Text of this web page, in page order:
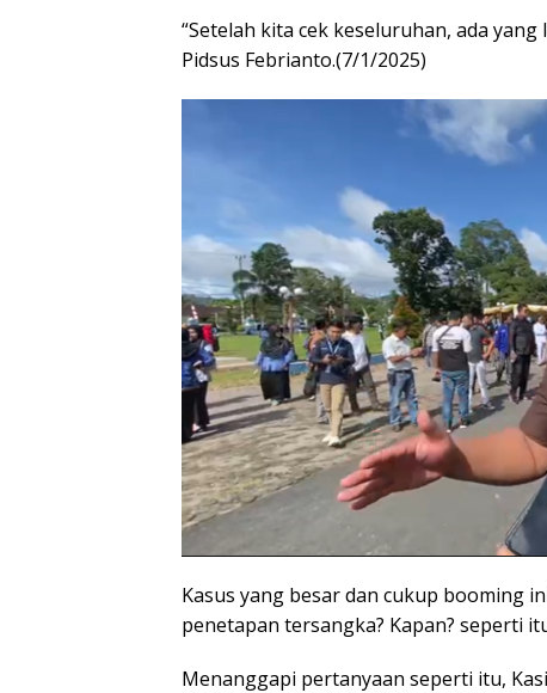
“Setelah kita cek keseluruhan, ada
Pidsus Febrianto.(7/1/2025)
Kasus yang besar dan cukup booming
penetapan tersangka? Kapan? seperti
Menanggapi pertanyaan seperti itu,